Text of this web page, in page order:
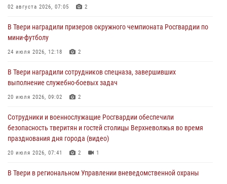
27 июля 2026, 08:29
В Твери наградили призеров окружного чемпионата Росгвардии по
мини-футболу
24 июля 2026, 12:18 2
Росгвардейцы оказали помощь водителю на дороге в городе Кашин
22 июля 2026, 08:35
02 августа 2026, 07:05 2
В Твери наградили призеров окружного чемпионата Росгвардии по
мини-футболу
24 июля 2026, 12:18 2
В Твери наградили сотрудников спецназа, завершивших
выполнение служебно-боевых задач
20 июля 2026, 09:02 2
Сотрудники и военнослужащие Росгвардии обеспечили
безопасность тверитян и гостей столицы Верхневолжья во время
празднования дня города (видео)
20 июля 2026, 07:41 2 1
В Твери в региональном Управлении вневедомственной охраны